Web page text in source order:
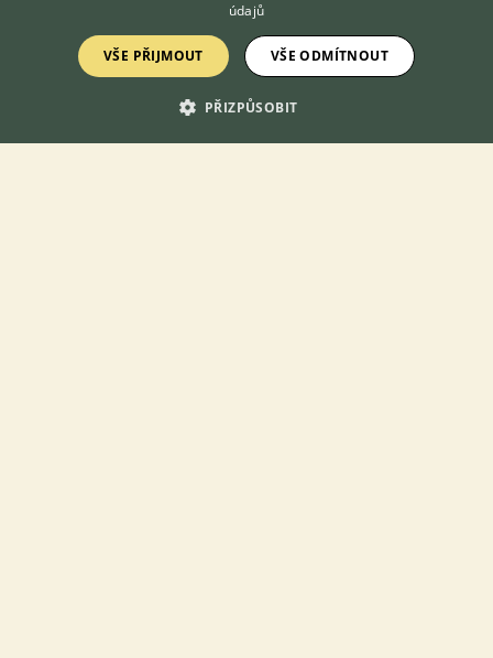
Kočičí sourozenci
2reakcí
11.5.2020 21:19
Kočka dává packu na tvář při mazlení, co mi tím chce
údajů
VŠE PŘIJMOUT VŠE ODMÍTNOUT
PŘIZPŮSOBIT